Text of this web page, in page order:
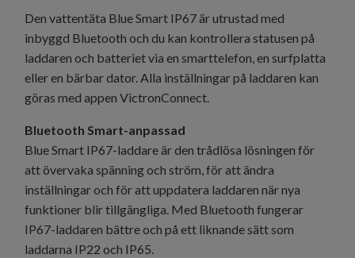
Den vattentäta Blue Smart IP67 är utrustad med
inbyggd Bluetooth och du kan kontrollera statusen på
laddaren och batteriet via en smarttelefon, en surfplatta
eller en bärbar dator. Alla inställningar på laddaren kan
göras med appen VictronConnect.
Bluetooth Smart-anpassad
Blue Smart IP67-laddare är den trådlösa lösningen för
att övervaka spänning och ström, för att ändra
inställningar och för att uppdatera laddaren när nya
funktioner blir tillgängliga. Med Bluetooth fungerar
IP67-laddaren bättre och på ett liknande sätt som
laddarna IP22 och IP65.